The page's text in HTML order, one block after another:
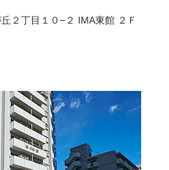
２丁目１０−２ IMA東館 ２Ｆ